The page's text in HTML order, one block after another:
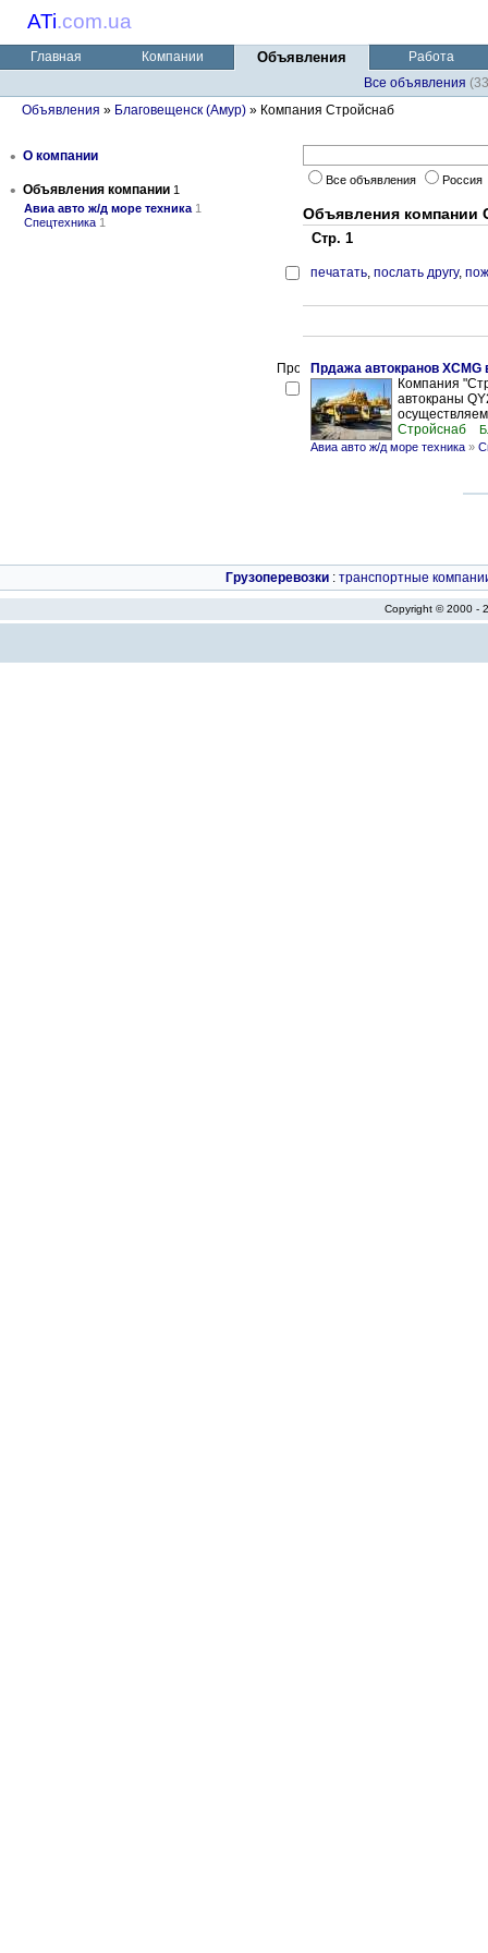
ATi.com.ua
Главная Компании Объявления
Работа
Все объявления
Объявления » Благовещенск (Амур) » Компания Стройснаб
• О компании
• Объявления компании 1
Авиа авто ж/д море техника 1
Спецтехника 1
Все объявления Россия
Объявления компании
Стр. 1
печатать, послать другу,
Прдажа автокранов
Компания
автокраны
осуществляем
Стройснаб
Авиа авто ж/д море техника »
Грузоперевозки : транспортные
Copyright © 2000 -